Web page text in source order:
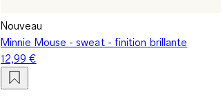
Nouveau
Minnie Mouse - sweat - finition brillante
12,99 €